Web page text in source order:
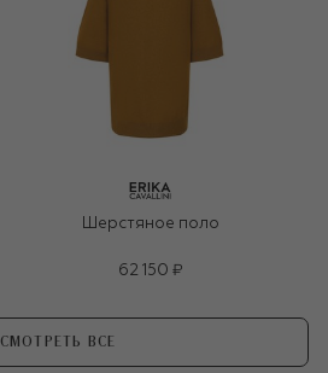
Шерстяное поло
62 150 ₽
СМОТРЕТЬ ВСЕ